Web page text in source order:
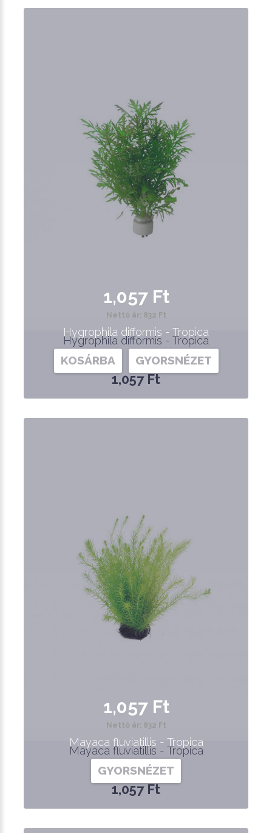
Hygrophila difformis - Tropica
1,057 Ft
1,057 Ft
Nettó ár: 832 Ft
Hygrophila difformis - Tropica
KOSÁRBA GYORSNÉZET
Mayaca fluviatillis - Tropica
1,057 Ft
1,057 Ft
Nettó ár: 832 Ft
Mayaca fluviatillis - Tropica
GYORSNÉZET